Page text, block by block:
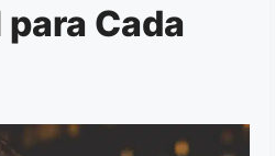
Cada